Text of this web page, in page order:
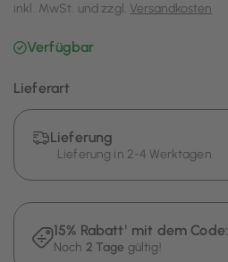
inkl. MwSt. und zzgl. Versandkosten
Verfügbar
Lieferart
Lieferung
Lieferung in 2-4 Werktagen
15% Rabatt¹ mit dem Code:
Noch 2 Tage gültig!